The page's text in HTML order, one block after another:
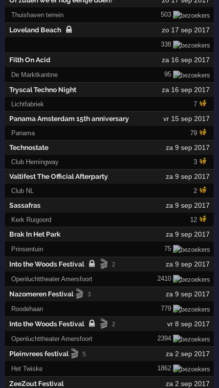
Thuishaven terrein 503
Loveland Beach zo 17 sep 2017
338
Filth On Acid za 16 sep 2017
De Marktkantine 95
Tryscal Techno Night za 16 sep 2017
Lichtfabriek 7
Panama Amsterdam 15th anniversary vr 15 sep 2017
Panama 79
Technostate za 9 sep 2017
Club Hemingway 3
Valtifest The Official Afterparty za 9 sep 2017
Club NL 2
Sassafras za 9 sep 2017
Kerk Ruigoord 12
Brak In Het Park za 9 sep 2017
Prinsentuin 75
Into the Woods Festival 🎬 2 za 9 sep 2017
Openluchttheater Amersfoort 2410
Nazomeren Festival 🎬 3 za 9 sep 2017
Roodehaan 779
Into the Woods Festival 🎬 2 vr 8 sep 2017
Openluchttheater Amersfoort 2394
Pleinvrees festival 🎬 5 za 2 sep 2017
Het Twiske 1862
ZeeZout Festival za 2 sep 2017